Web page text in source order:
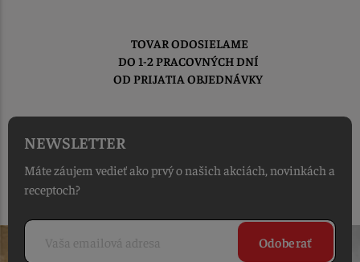
TOVAR ODOSIELAME
DO 1-2 PRACOVNÝCH DNÍ
OD PRIJATIA OBJEDNÁVKY
NEWSLETTER
Máte záujem vedieť ako prvý o našich akciách, novinkách a
receptoch?
Odoberať